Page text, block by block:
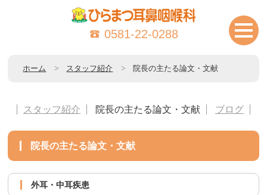
0581-22-0288
ホーム スタッフ紹介 院長の主たる論文・文献
スタッフ紹介 院長の主たる論文・文献 ブログ
院長の主たる論文・文献
外耳・中耳疾患